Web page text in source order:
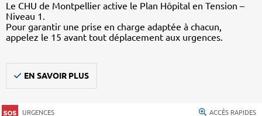
Le CHU de Montpellier active le Plan Hôpital en Tension –
Niveau 1.
Pour garantir une prise en charge adaptée à chacun,
appelez le 15 avant tout déplacement aux urgences.
EN SAVOIR PLUS
URGENCES ACCÈS RAPIDES